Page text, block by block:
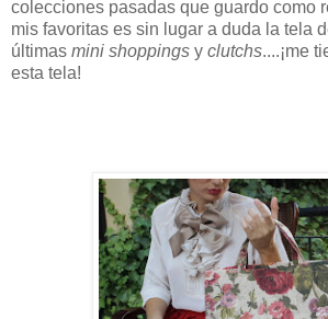
colecciones pasadas que guardo como
mis favoritas es sin lugar a duda la tela
últimas mini shoppings y clutchs....¡me
esta tela!